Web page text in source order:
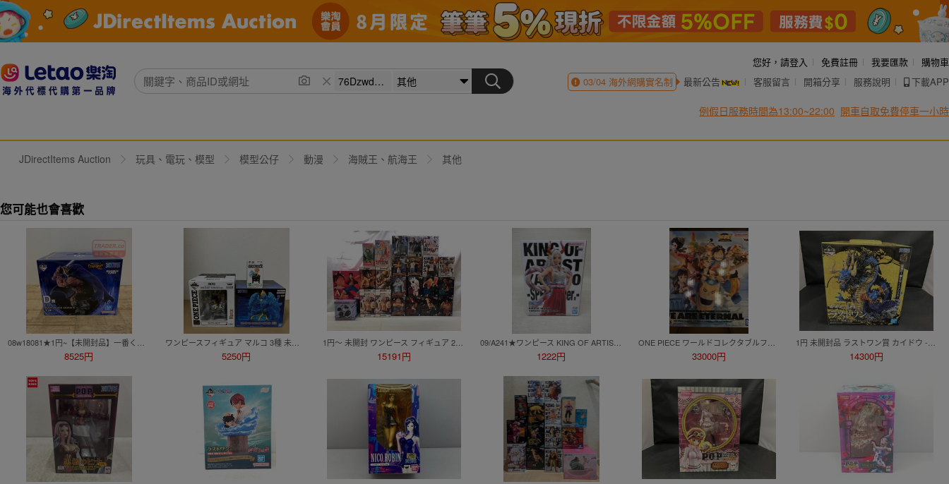
您好， 請登入 免費註冊 我要匯款
購物車
03/04海外網購實名制 最新公告 客服留言 開箱分享 服務說明 下載APP
例假日服務時間為13:00~22:00 開車自取免費停車一小時
JDirectItems Auction 玩具、電玩、模型 模型公仔 動漫 海賊王、航海王 其他
您可能也會喜歡
8525円 5250円 15191円 1222円 33000円 14300円